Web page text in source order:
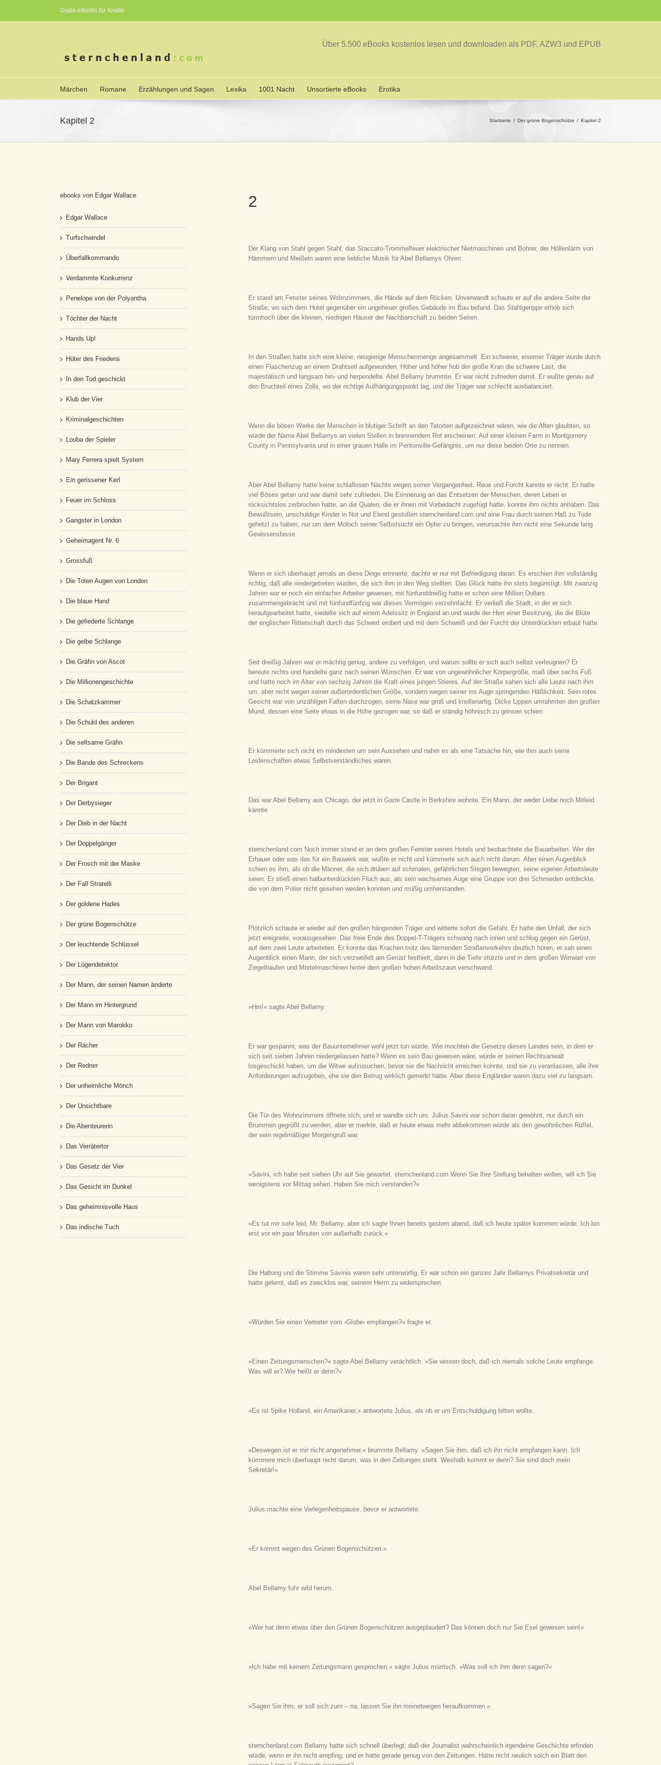
Gratis eBooks für Kindle
Über 5.500 eBooks kostenlos lesen und downloaden als PDF, AZW3 und EPUB
Märchen Romane Erzählungen und Sagen Lexika 1001 Nacht Unsortierte eBooks Erotika
Kapitel 2 Startseite Der grüne Bogenschütze Kapitel 2
2
Der Klang von Stahl gegen Stahl, das Staccato-Trommelfeuer elektrischer Nietmaschinen und Bohrer, der Höllenlärm von
Hämmern und Meißeln waren eine liebliche Musik für Abel Bellamys Ohren.
Er stand am Fenster seines Wohnzimmers, die Hände auf dem Rücken. Unverwandt schaute er auf die andere Seite der
Straße, wo sich dem Hotel gegenüber ein ungeheuer großes Gebäude im Bau befand. Das Stahlgerippe erhob sich
türmhoch über die kleinen, niedrigen Häuser der Nachbarschaft zu beiden Seiten.
In den Straßen hatte sich eine kleine, neugierige Menschenmenge angesammelt. Ein schwerer, eiserner Träger wurde durch
einen Flaschenzug an einem Drahtseil aufgewunden. Höher und höher hob der große Kran die schwere Last, die
majestätisch und langsam hin- und herpendelte. Abel Bellamy brummte. Er war nicht zufrieden damit. Er wußte genau auf
den Bruchteil eines Zolls, wo der richtige Aufhängungspunkt lag, und der Träger war schlecht ausbalanciert.
Wenn die bösen Werke der Menschen in blutiger Schrift an den Tatorten aufgezeichnet wären, wie die Alten glaubten, so
würde der Name Abel Bellamys an vielen Stellen in brennendem Rot erscheinen: Auf einer kleinen Farm in Montgomery
County in Pennsylvania und in einer grauen Halle im Pentonville-Gefängnis, um nur diese beiden Orte zu nennen.
Aber Abel Bellamy hatte keine schlaflosen Nächte wegen seiner Vergangenheit. Reue und Furcht kannte er nicht. Er hatte
viel Böses getan und war damit sehr zufrieden. Die Erinnerung an das Entsetzen der Menschen, deren Leben er
rücksichtslos zerbrochen hatte, an die Qualen, die er ihnen mit Vorbedacht zugefügt hatte, konnte ihm nichts anhaben. Das
Bewußtsein, unschuldige Kinder in Not und Elend gestoßen sternchenland.com und eine Frau durch seinen Haß zu Tode
gehetzt zu haben, nur um dem Moloch seiner Selbstsucht ein Opfer zu bringen, verursachte ihm nicht eine Sekunde lang
Gewissensbisse.
Wenn er sich überhaupt jemals an diese Dinge erinnerte, dachte er nur mit Befriedigung daran. Es erschien ihm vollständig
richtig, daß alle niedergetreten wurden, die sich ihm in den Weg stellten. Das Glück hatte ihn stets begünstigt. Mit zwanzig
Jahren war er noch ein einfacher Arbeiter gewesen, mit fünfunddreißig hatte er schon eine Million Dollars
zusammengebracht und mit fünfundfünfzig war dieses Vermögen verzehnfacht. Er verließ die Stadt, in der er sich
heraufgearbeitet hatte, siedelte sich auf einem Adelssitz in England an und wurde der Herr einer Besitzung, die die Blüte
der englischen Ritterschaft durch das Schwert erobert und mit dem Schweiß und der Furcht der Unterdrückten erbaut hatte.
Seit dreißig Jahren war er mächtig genug, andere zu verfolgen, und warum sollte er sich auch selbst verleugnen? Er
bereute nichts und handelte ganz nach seinen Wünschen. Er war von ungewöhnlicher Körpergröße, maß über sechs Fuß
und hatte noch im Alter von sechzig Jahren die Kraft eines jungen Stieres. Auf der Straße sahen sich alle Leute nach ihm
um, aber nicht wegen seiner außerordentlichen Größe, sondern wegen seiner ins Auge springenden Häßlichkeit. Sein rotes
Gesicht war von unzähligen Falten durchzogen, seine Nase war groß und knollenartig. Dicke Lippen umrahmten den großen
Mund, dessen eine Seite etwas in die Höhe gezogen war, so daß er ständig höhnisch zu grinsen schien.
Er kümmerte sich nicht im mindesten um sein Aussehen und nahm es als eine Tatsache hin, wie ihm auch seine
Leidenschaften etwas Selbstverständliches waren.
Das war Abel Bellamy aus Chicago, der jetzt in Garre Castle in Berkshire wohnte. Ein Mann, der weder Liebe noch Mitleid
kannte.
sternchenland.com Noch immer stand er an dem großen Fenster seines Hotels und beobachtete die Bauarbeiten. Wer der
Erbauer oder was das für ein Bauwerk war, wußte er nicht und kümmerte sich auch nicht darum. Aber einen Augenblick
schien es ihm, als ob die Männer, die sich drüben auf schmalen, gefährlichen Stegen bewegten, seine eigenen Arbeitsleute
seien. Er stieß einen halbunterdrückten Fluch aus, als sein wachsames Auge eine Gruppe von drei Schmieden entdeckte,
die von dem Polier nicht gesehen werden konnten und müßig umherstanden.
Plötzlich schaute er wieder auf den großen hängenden Träger und witterte sofort die Gefahr. Er hatte den Unfall, der sich
jetzt ereignete, vorausgesehen. Das freie Ende des Doppel-T-Trägers schwang nach innen und schlug gegen ein Gerüst,
auf dem zwei Leute arbeiteten. Er konnte das Krachen trotz des lärmenden Straßenverkehrs deutlich hören, er sah einen
Augenblick einen Mann, der sich verzweifelt am Gerüst festhielt, dann in die Tiefe stürzte und in dem großen Wirrwarr von
Ziegelhaufen und Mörtelmaschinen hinter dem großen hohen Arbeitszaun verschwand.
»Hm!« sagte Abel Bellamy.
Er war gespannt, was der Bauunternehmer wohl jetzt tun würde. Wie mochten die Gesetze dieses Landes sein, in dem er
sich seit sieben Jahren niedergelassen hatte? Wenn es sein Bau gewesen wäre, würde er seinen Rechtsanwalt
losgeschickt haben, um die Witwe aufzusuchen, bevor sie die Nachricht erreichen konnte, und sie zu veranlassen, alle ihre
Anforderungen aufzugeben, ehe sie den Betrug wirklich gemerkt hätte. Aber diese Engländer waren dazu viel zu langsam.
Die Tür des Wohnzimmers öffnete sich, und er wandte sich um. Julius Savini war schon daran gewöhnt, nur durch ein
Brummen gegrüßt zu werden, aber er merkte, daß er heute etwas mehr abbekommen würde als den gewöhnlichen Rüffel,
der sein regelmäßiger Morgengruß war.
»Savini, ich habe seit sieben Uhr auf Sie gewartet. sternchenland.com Wenn Sie Ihre Stellung behalten wollen, will ich Sie
wenigstens vor Mittag sehen. Haben Sie mich verstanden?«
»Es tut mir sehr leid, Mr. Bellamy, aber ich sagte Ihnen bereits gestern abend, daß ich heute später kommen würde. Ich bin
erst vor ein paar Minuten von außerhalb zurück.«
Die Haltung und die Stimme Savinis waren sehr unterwürfig. Er war schon ein ganzes Jahr Bellamys Privatsekretär und
hatte gelernt, daß es zwecklos war, seinem Herrn zu widersprechen.
»Würden Sie einen Vertreter vom ›Globe‹ empfangen?« fragte er.
»Einen Zeitungsmenschen?« sagte Abel Bellamy verächtlich. »Sie wissen doch, daß ich niemals solche Leute empfange.
Was will er? Wie heißt er denn?«
»Es ist Spike Holland, ein Amerikaner,« antwortete Julius, als ob er um Entschuldigung bitten wollte.
»Deswegen ist er mir nicht angenehmer,« brummte Bellamy. »Sagen Sie ihm, daß ich ihn nicht empfangen kann. Ich
kümmere mich überhaupt nicht darum, was in den Zeitungen steht. Weshalb kommt er denn? Sie sind doch mein
Sekretär!«
Julius machte eine Verlegenheitspause, bevor er antwortete.
»Er kommt wegen des Grünen Bogenschützen.«
Abel Bellamy fuhr wild herum.
»Wer hat denn etwas über den Grünen Bogenschützen ausgeplaudert? Das können doch nur Sie Esel gewesen sein!«
»Ich habe mit keinem Zeitungsmann gesprochen,« sagte Julius mürrisch. »Was soll ich ihm denn sagen?«
»Sagen Sie ihm, er soll sich zum – na, lassen Sie ihn meinetwegen heraufkommen.«
sternchenland.com Bellamy hatte sich schnell überlegt, daß der Journalist wahrscheinlich irgendeine Geschichte erfinden
würde, wenn er ihn nicht empfing, und er hatte gerade genug von den Zeitungen. Hatte nicht neulich solch ein Blatt den
ebooks von Edgar Wallace
Edgar Wallace
Turfschwindel
Überfallkommando
Verdammte Konkurrenz
Penelope von der Polyantha
Töchter der Nacht
Hands Up!
Hüter des Friedens
In den Tod geschickt
Klub der Vier
Kriminalgeschichten
Louba der Spieler
Mary Ferrera spielt System
Ein gerissener Kerl
Feuer im Schloss
Gangster in London
Geheimagent Nr. 6
Grossfuß
Die Toten Augen von London
Die blaue Hand
Die gefiederte Schlange
Die gelbe Schlange
Die Gräfin von Ascot
Die Millionengeschichte
Die Schatzkammer
Die Schuld des anderen
Die seltsame Gräfin
Die Bande des Schreckens
Der Brigant
Der Derbysieger
Der Dieb in der Nacht
Der Doppelgänger
Der Frosch mit der Maske
Der Fall Stratelli
Der goldene Hades
Der grüne Bogenschütze
Der leuchtende Schlüssel
Der Lügendetektor
Der Mann, der seinen Namen änderte
Der Mann im Hintergrund
Der Mann von Marokko
Der Rächer
Der Redner
Der unheimliche Mönch
Der Unsichtbare
Die Abenteurerin
Das Verrätertor
Das Gesetz der Vier
Das Gesicht im Dunkel
Das geheimnisvolle Haus
Das indische Tuch